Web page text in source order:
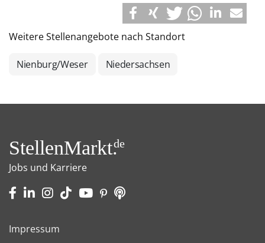
Weitere Stellenangebote nach Standort
Nienburg/Weser Niedersachsen
StellenMarkt.de
Jobs und Karriere
Impressum